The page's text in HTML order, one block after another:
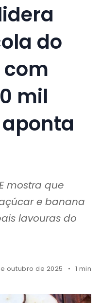
do
mil
mostra que
e banana
lavouras do
outubro de 2025 1 mins